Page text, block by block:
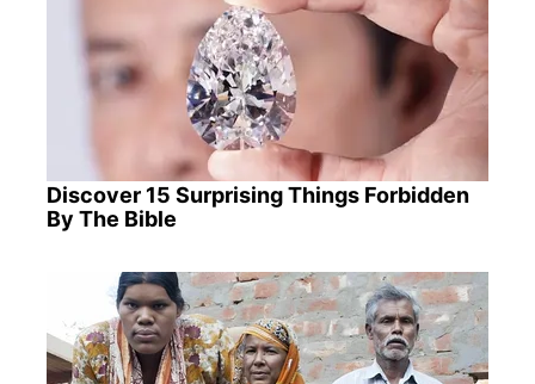
Discover 15 Surprising Things Forbidden
By The Bible